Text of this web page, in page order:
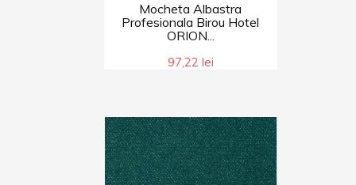
Mocheta Albastra
Profesionala Birou Hotel
ORION...
97,22 lei